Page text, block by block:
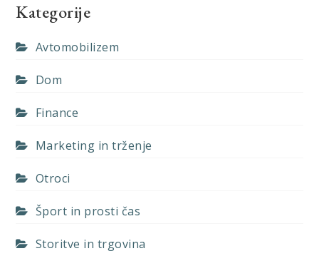
Kategorije
Avtomobilizem
Dom
Finance
Marketing in trženje
Otroci
Šport in prosti čas
Storitve in trgovina